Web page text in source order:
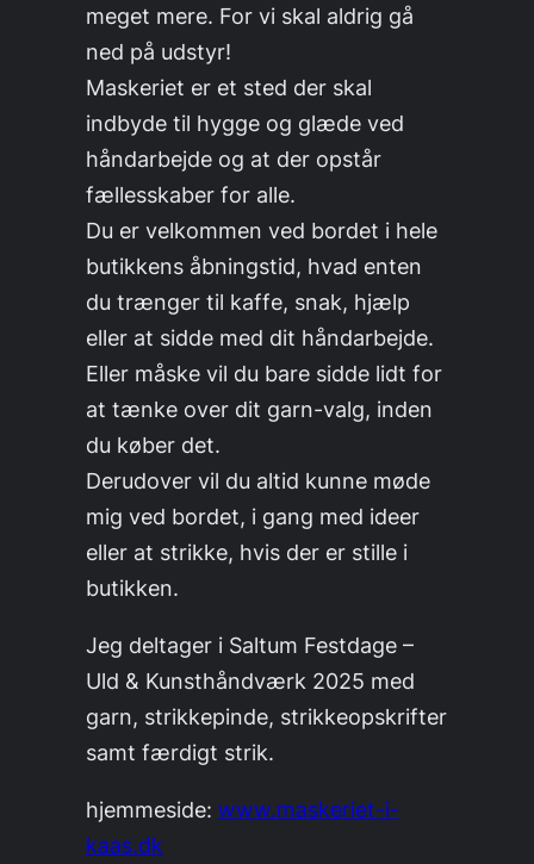
meget mere. For vi skal aldrig gå
ned på udstyr!
Maskeriet er et sted der skal
indbyde til hygge og glæde ved
håndarbejde og at der opstår
fællesskaber for alle.
Du er velkommen ved bordet i hele
butikkens åbningstid, hvad enten
du trænger til kaffe, snak, hjælp
eller at sidde med dit håndarbejde.
Eller måske vil du bare sidde lidt for
at tænke over dit garn-valg, inden
du køber det.
Derudover vil du altid kunne møde
mig ved bordet, i gang med ideer
eller at strikke, hvis der er stille i
butikken.
Jeg deltager i Saltum Festdage –
Uld & Kunsthåndværk 2025 med
garn, strikkepinde, strikkeopskrifter
samt færdigt strik.
hjemmeside: www.maskeriet-i-
kaas.dk